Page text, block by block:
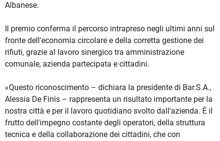
Albanese.
Il premio conferma il percorso intrapreso negli ultimi anni sul
fronte dell'economia circolare e della corretta gestione dei
rifiuti, grazie al lavoro sinergico tra amministrazione
comunale, azienda partecipata e cittadini.
«Questo riconoscimento – dichiara la presidente di Bar.S.A.,
Alessia De Finis – rappresenta un risultato importante per la
nostra città e per il lavoro quotidiano svolto dall'azienda. È il
frutto dell'impegno costante degli operatori, della struttura
tecnica e della collaborazione dei cittadini, che con